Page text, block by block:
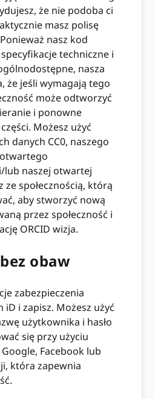
że nie podoba ci
masz polisę
nasz kod
techniczne i
nasza
że ​​jeśli wymagają tego
może odtworzyć
i ponowne
Możesz użyć
danych CC0, naszego
naszej otwartej
społecznością, którą
aby stworzyć nową
przez społeczność i
ORCID wizja.
obaw
zabezpieczenia
i zapisz. Możesz użyć
użytkownika i hasło
się przy użyciu
Facebook lub
która zapewnia